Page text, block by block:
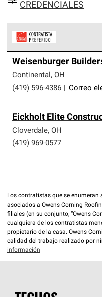
CREDENCIALES
parte de una red
que cumplen con altos
de profesionalismo y
Weisenburger
Continental, OH
(419) 596-4386
Correo
Eickholt Elite
Cloverdale, OH
(419) 969-0577
Los contratistas que se
asociados a Owens Corning
filiales (en su conjunto, “Owens
cualquiera de los contratistas
propietario de la casa. Owens
calidad del trabajo realizado por
información